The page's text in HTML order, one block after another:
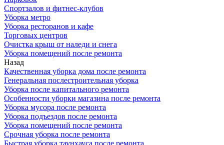
Спортзалов и фитнес-клубов
Уборка метро
Уборка ресторанов и кафе
Торговых центров
Очистка крыш от наледи и снега
Уборка помещений после ремонта
Назад
Качественная уборка дома после ремонта
Генеральная послестроительная уборка
Уборка после капитального ремонта
Особенности уборки магазина после ремонта
Уборка мусора после ремонта
Уборка подъездов после ремонта
Уборка помещений после ремонта
Срочная уборка после ремонта
Быстрая уборка таунхауса после ремонта